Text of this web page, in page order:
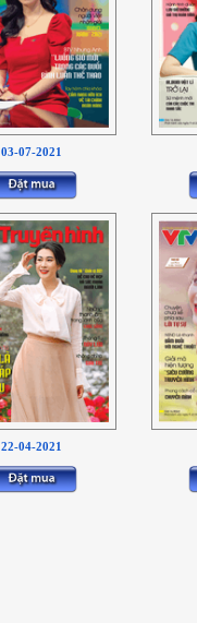
03-07-2021
22-04-2021